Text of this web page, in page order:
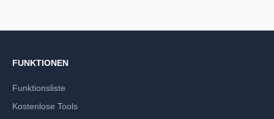
FUNKTIONEN
Funktionsliste
Kostenlose Tools